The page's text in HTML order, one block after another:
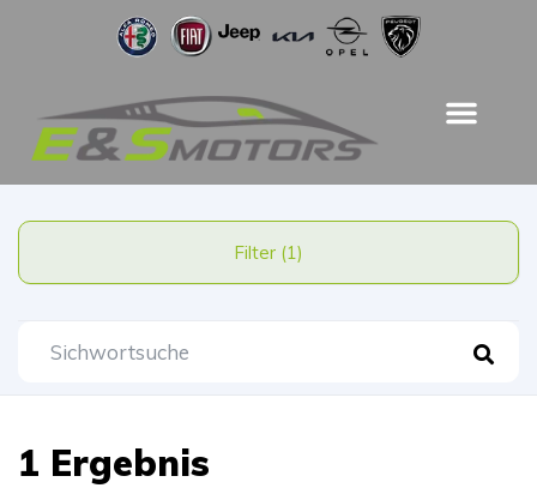
Filter (1)
1 Ergebnis